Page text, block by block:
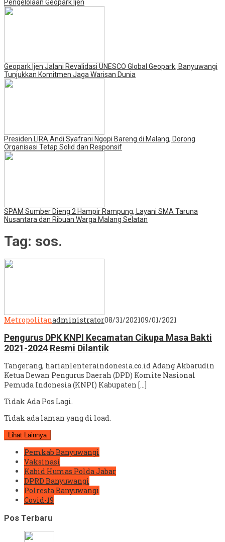
Pengelolaan Geopark Ijen
Geopark Ijen Jalani Revalidasi UNESCO Global Geopark, Banyuwangi
Tunjukkan Komitmen Jaga Warisan Dunia
Presiden LIRA Andi Syafrani Ngopi Bareng di Malang, Dorong
Organisasi Tetap Solid dan Responsif
SPAM Sumber Dieng 2 Hampir Rampung, Layani SMA Taruna
Nusantara dan Ribuan Warga Malang Selatan
Tag: sos.
Metropolitanadministrator08/31/202109/01/2021
Pengurus DPK KNPI Kecamatan Cikupa Masa Bakti
2021-2024 Resmi Dilantik
Tangerang, harianlenteraindonesia.co.id Adang Akbarudin
Ketua Dewan Pengurus Daerah (DPD) Komite Nasional
Pemuda Indonesia (KNPI) Kabupaten […]
Tidak Ada Pos Lagi.
Tidak ada laman yang di load.
Lihat Lainnya
Pemkab Banyuwangi
Vaksinasi
Kabid Humas Polda Jabar
DPRD Banyuwangi
Polresta Banyuwangi
Covid-19
Pos Terbaru